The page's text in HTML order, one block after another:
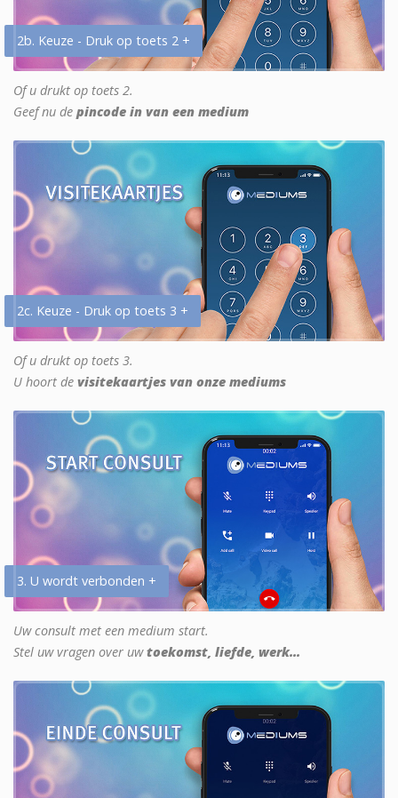
2b. Keuze - Druk op toets 2 +
Of u drukt op toets 2.
Geef nu de pincode in van een medium
2c. Keuze - Druk op toets 3 +
Of u drukt op toets 3.
U hoort de visitekaartjes van onze mediums
3. U wordt verbonden +
Uw consult met een medium start.
Stel uw vragen over uwtoekomst, liefde, werk...